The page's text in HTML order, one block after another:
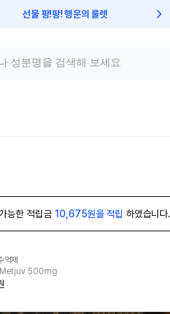
선물 팡!팡! 행운의 룰렛
능한 적립금 10,675원을 적립 하였습니다.
억제
Metjuv 500mg